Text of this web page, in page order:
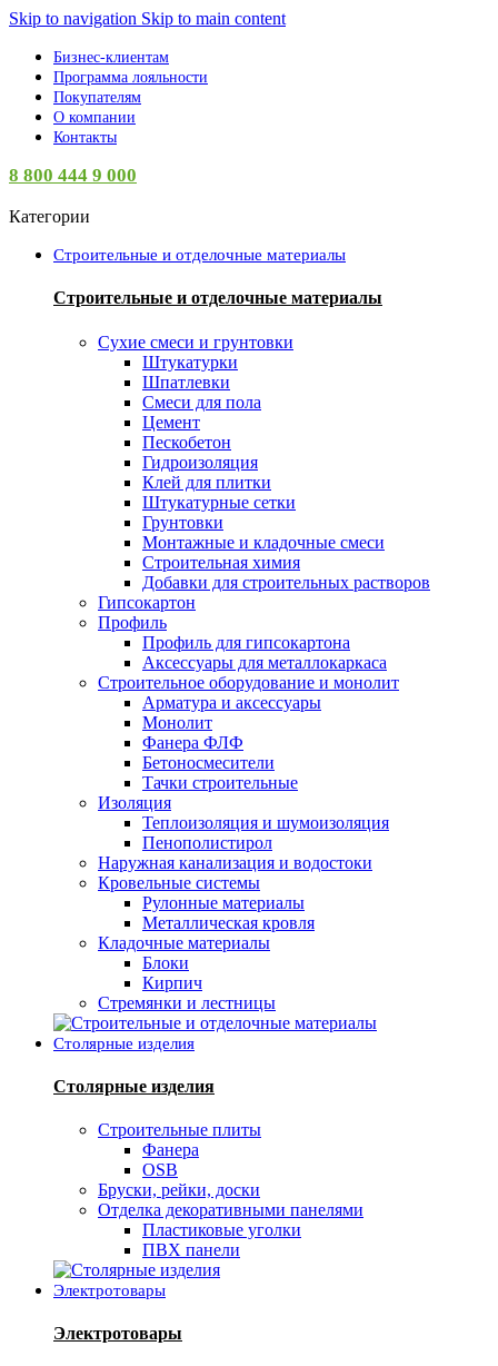
Skip to navigation Skip to main content
Бизнес-клиентам
Программа лояльности
Покупателям
О компании
Контакты
8 800 444 9 000
Категории
Строительные и отделочные материалы
Строительные и отделочные материалы
Сухие смеси и грунтовки
Штукатурки
Шпатлевки
Смеси для пола
Цемент
Пескобетон
Гидроизоляция
Клей для плитки
Штукатурные сетки
Грунтовки
Монтажные и кладочные смеси
Строительная химия
Добавки для строительных растворов
Гипсокартон
Профиль
Профиль для гипсокартона
Аксессуары для металлокаркаса
Строительное оборудование и монолит
Арматура и аксессуары
Монолит
Фанера ФЛФ
Бетоносмесители
Тачки строительные
Изоляция
Теплоизоляция и шумоизоляция
Пенополистирол
Наружная канализация и водостоки
Кровельные системы
Рулонные материалы
Металлическая кровля
Кладочные материалы
Блоки
Кирпич
Стремянки и лестницы
Столярные изделия
Столярные изделия
Строительные плиты
Фанера
OSB
Бруски, рейки, доски
Отделка декоративными панелями
Пластиковые уголки
ПВХ панели
Электротовары
Электротовары